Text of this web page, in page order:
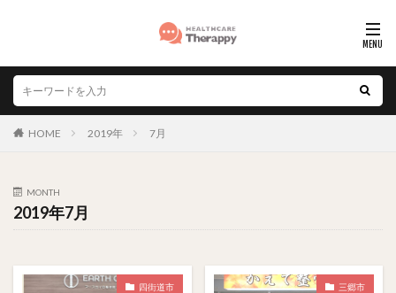
HOME 2019年 7月
MONTH
2019年7月
四街道市 三郷市